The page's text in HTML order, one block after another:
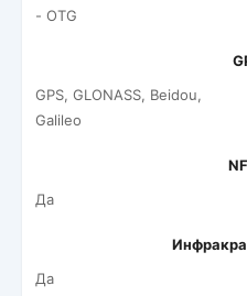
- OTG
GPS, GLONASS, Beidou,
Galileo
Да
Да